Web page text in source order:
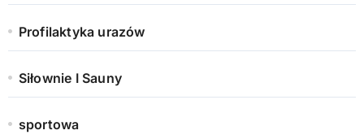
Profilaktyka urazów
Siłownie I Sauny
sportowa